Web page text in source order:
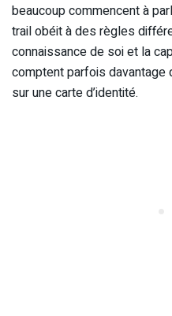
beaucoup commencent à
trail obéit à des règles
connaissance de soi et la
comptent parfois davantage
sur une carte d’identité.